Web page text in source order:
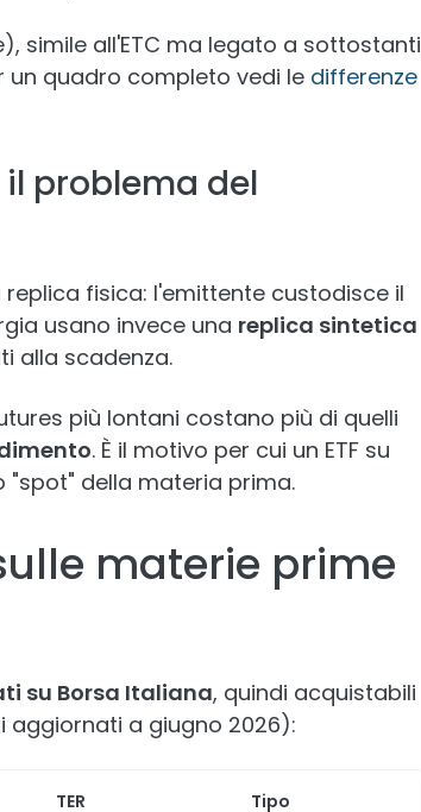
simile all'ETC ma legato a sottostanti
quadro completo vedi le differenze
problema del
replica fisica: l'emittente custodisce il
usano invece una replica sintetica
alla scadenza.
più lontani costano più di quelli
. È il motivo per cui un ETF su
della materia prima.
materie prime
su Borsa Italiana, quindi acquistabili
aggiornati a giugno 2026):
TER Tipo